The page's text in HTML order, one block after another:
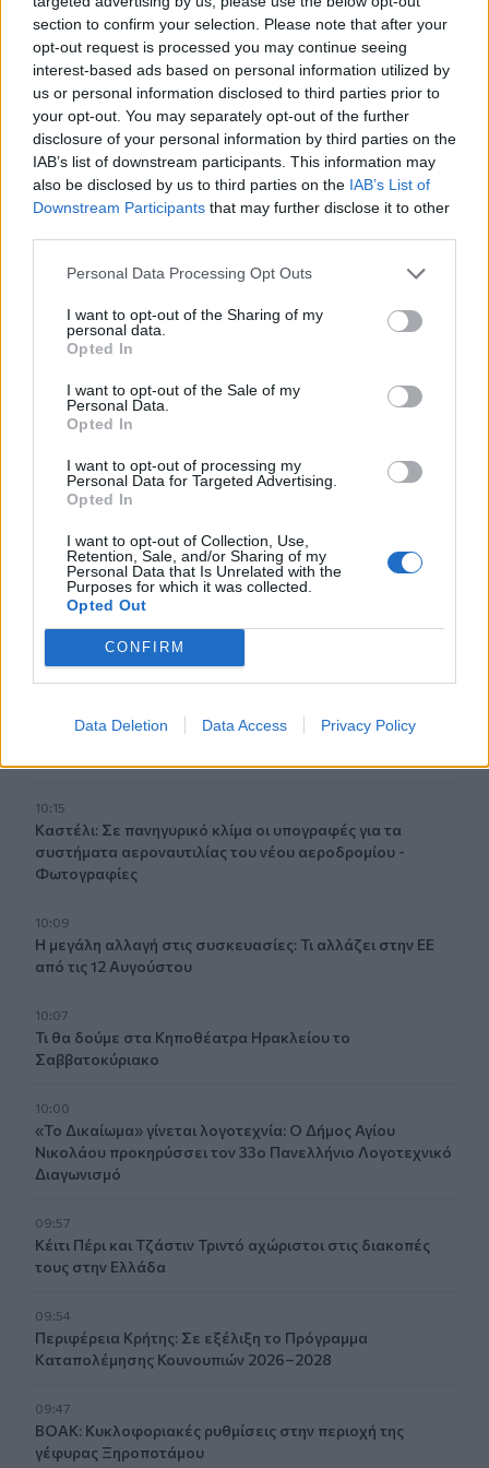
section to confirm your selection. Please note that after your
opt-out request is processed you may continue seeing
interest-based ads based on personal information utilized by
us or personal information disclosed to third parties prior to
your opt-out. You may separately opt-out of the further
disclosure of your personal information by third parties on the
IAB’s list of downstream participants. This information may
also be disclosed by us to third parties on the IAB’s List of
Downstream Participants that may further disclose it to other
Personal Data Processing Opt Outs
I want to opt-out of the Sharing of my
personal data.
Opted In
I want to opt-out of the Sale of my
Personal Data.
Opted In
I want to opt-out of processing my
Personal Data for Targeted Advertising.
Opted In
I want to opt-out of Collection, Use,
Retention, Sale, and/or Sharing of my
Personal Data that Is Unrelated with the
Purposes for which it was collected.
Opted Out
CONFIRM
Data Deletion Data Access Privacy Policy
Προηγούμενη σελίδα
Next page
Ροή ειδήσεων Δημοφιλή
10:57
τη μετωπική σύγκρουση
Ξεπέρασαν τις 4.000 τα κρούσματα Εμπολα στο Κονγκό
Ευτύχιος Σαρτζετάκης: Οι πυρκαγιές έχουν τεράστιο
οικονομικό κόστος
10:38
Εξιχνιάστηκαν δύο εμπρησμοί στο Ρέθυμνο - Δικογραφία
σε βάρος δύο ανδρών
10:36
Εκ περιτροπής η κυκλοφορία έξω από το ΙΤΕ λόγω των
έργων για το νέο πεζοδρόμιο (video)
Στα Χανιά ο Κυριάκος Μητσοτάκης
Προσοχή! Ο ΕΦΚΑ… δαγκώνει τους ανυποψίαστους
10:15
Καστέλι: Σε πανηγυρικό κλίμα οι υπογραφές για τα
συστήματα αεροναυτιλίας του νέου αεροδρομίου -
Φωτογραφίες
10:09
Η μεγάλη αλλαγή στις συσκευασίες: Τι αλλάζει στην ΕΕ
από τις 12 Αυγούστου
10:07
Τι θα δούμε στα Κηποθέατρα Ηρακλείου το
Σαββατοκύριακο
10:00
«Το Δικαίωμα» γίνεται λογοτεχνία: Ο Δήμος Αγίου
Νικολάου προκηρύσσει τον 33ο Πανελλήνιο Λογοτεχνικό
Διαγωνισμό
09:57
Κέιτι Πέρι και Τζάστιν Τριντό αχώριστοι στις διακοπές
τους στην Ελλάδα
09:54
Περιφέρεια Κρήτης: Σε εξέλιξη το Πρόγραμμα
Καταπολέμησης Κουνουπιών 2026–2028
09:47
ΒΟΑΚ: Κυκλοφοριακές ρυθμίσεις στην περιοχή της
γέφυρας Ξηροποτάμου